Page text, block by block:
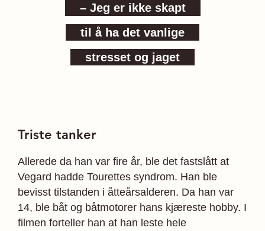
– Jeg er ikke skapt
til å ha det vanlige
stresset og jaget
Triste tanker
Allerede da han var fire år, ble det fastslått at
Vegard hadde Tourettes syndrom. Han ble
bevisst tilstanden i åtteårsalderen. Da han var
14, ble båt og båtmotorer hans kjæreste hobby. I
filmen forteller han at han leste hele